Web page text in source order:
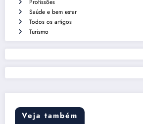
Profissões
Saúde e bem estar
Todos os artigos
Turismo
Veja também